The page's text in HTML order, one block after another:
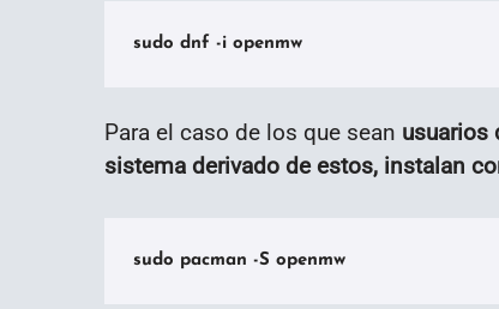
sudo dnf -i openmw
Para el caso de los que sean usuarios
sistema derivado de estos, instalan
sudo pacman -S openmw